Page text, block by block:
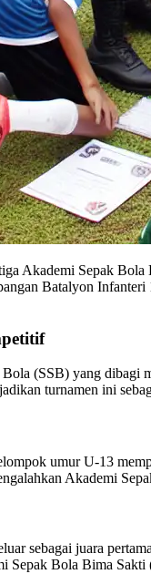
Akademi Sepak
Batalyon
(SSB) yang dibagi
turnamen ini
umur U-13
Akademi
sebagai juara
Bola Bima Sakti